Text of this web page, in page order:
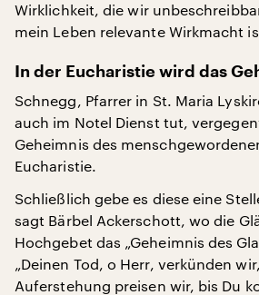
Wirklichkeit, die wir
mein Leben relevante Wirkmacht
In der Eucharistie wird das
Schnegg, Pfarrer in St. Maria
auch im Notel Dienst tut,
Geheimnis des
Eucharistie.
Schließlich gebe es diese eine
sagt Bärbel Ackerschott, wo die
Hochgebet das „Geheimnis des
„Deinen Tod, o Herr, verkünden
Auferstehung preisen wir, bis Du